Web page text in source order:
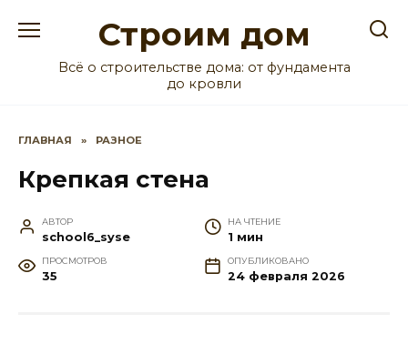
Строим дом
Всё о строительстве дома: от фундамента
до кровли
ГЛАВНАЯ » РАЗНОЕ
Крепкая стена
АВТОР
school6_syse
НА ЧТЕНИЕ
1 мин
ПРОСМОТРОВ
35
ОПУБЛИКОВАНО
24 февраля 2026